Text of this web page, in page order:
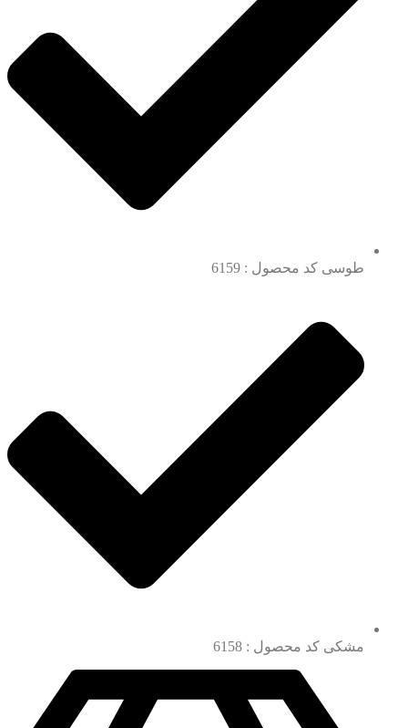
طوسی کد محصول : 6159
مشکی کد محصول : 6158